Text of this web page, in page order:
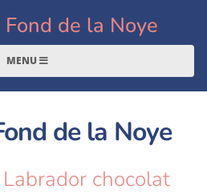
de la Noye
MENU
de la Noye
chocolat